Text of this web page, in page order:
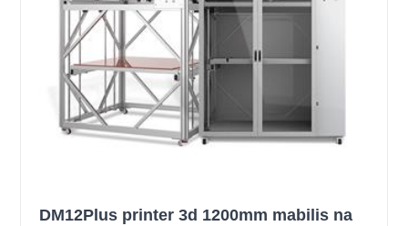
DM12Plus printer 3d 1200mm mabilis na